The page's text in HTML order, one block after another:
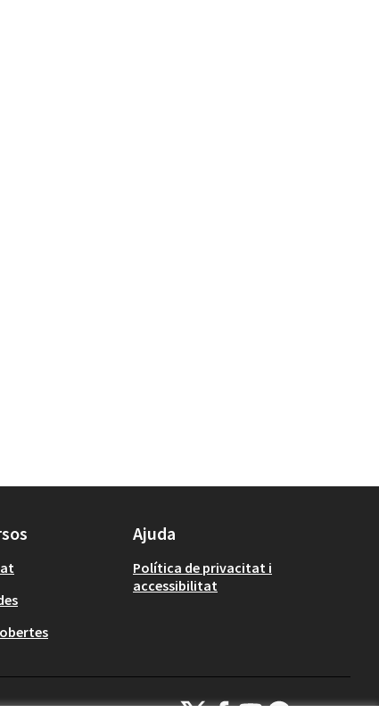
Ajuda
Política de privacitat i
accessibilitat
Decidim Calafell a X
Decidim Calafell a Facebook
Decidim Calafell a YouTube
Decidim Calafell a